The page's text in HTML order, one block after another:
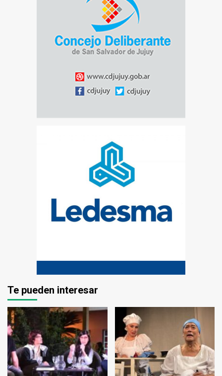
Te pueden interesar